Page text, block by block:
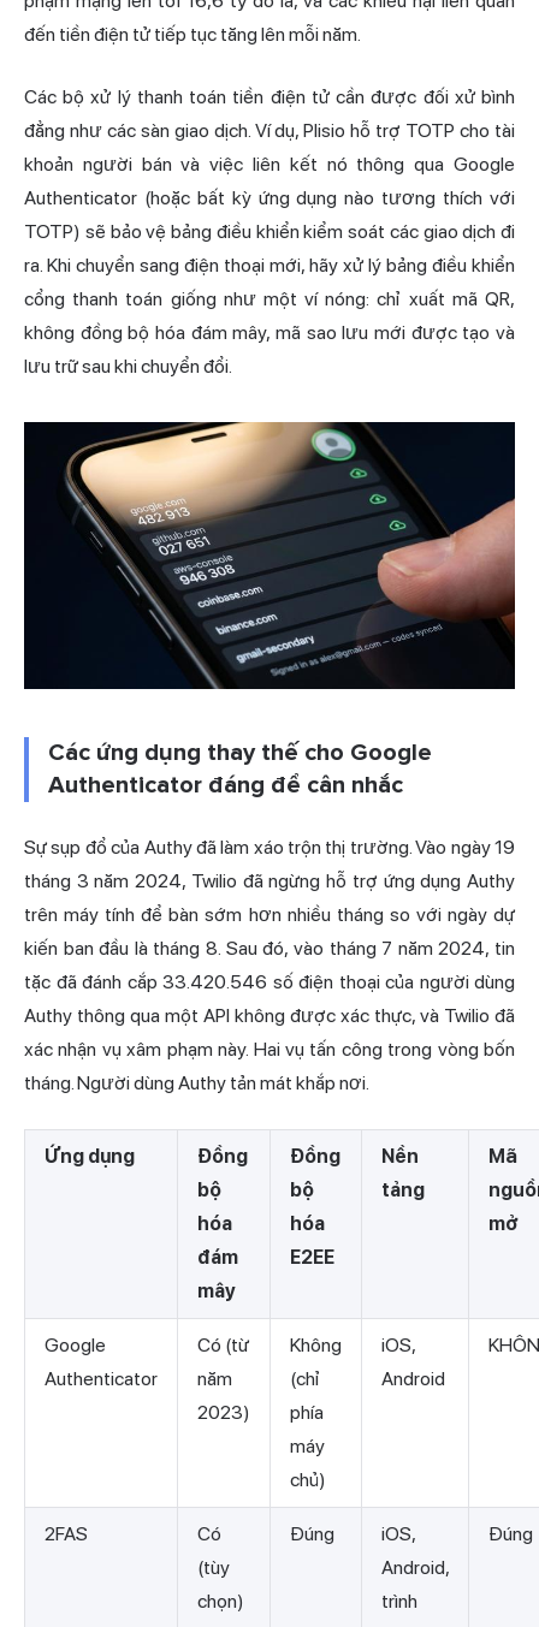
đến tiền điện tử tiếp tục tăng lên mỗi năm.
Các bộ xử lý thanh toán tiền điện tử cần được đối xử bình
đẳng như các sàn giao dịch. Ví dụ, Plisio hỗ trợ TOTP cho tài
khoản người bán và việc liên kết nó thông qua Google
Authenticator (hoặc bất kỳ ứng dụng nào tương thích với
TOTP) sẽ bảo vệ bảng điều khiển kiểm soát các giao dịch đi
ra. Khi chuyển sang điện thoại mới, hãy xử lý bảng điều khiển
cổng thanh toán giống như một ví nóng: chỉ xuất mã QR,
không đồng bộ hóa đám mây, mã sao lưu mới được tạo và
lưu trữ sau khi chuyển đổi.
Các ứng dụng thay thế cho Google
Authenticator đáng để cân nhắc
Sự sụp đổ của Authy đã làm xáo trộn thị trường. Vào ngày 19
tháng 3 năm 2024, Twilio đã ngừng hỗ trợ ứng dụng Authy
trên máy tính để bàn sớm hơn nhiều tháng so với ngày dự
kiến ban đầu là tháng 8. Sau đó, vào tháng 7 năm 2024, tin
tặc đã đánh cắp 33.420.546 số điện thoại của người dùng
Authy thông qua một API không được xác thực, và Twilio đã
xác nhận vụ xâm phạm này. Hai vụ tấn công trong vòng bốn
tháng. Người dùng Authy tản mát khắp nơi.
Ứng dụng
Đồng
bộ
hóa
đám
mây
Đồng
bộ
hóa
E2EE
Nền
tảng
Mã
mở
Google
Authenticator
Có (từ
năm
2023)
Không
(chỉ
phía
máy
chủ)
iOS,
Android
2FAS
Có
(tùy
chọn)
Đúng
iOS,
Android,
trình
Đúng